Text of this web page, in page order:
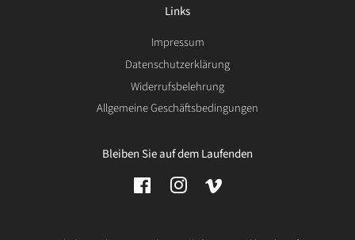
Links
Impressum
Datenschutzerklärung
Widerrufsbelehrung
Allgemeine Geschäftsbedingungen
Bleiben Sie auf dem Laufenden
FacebookInstagram